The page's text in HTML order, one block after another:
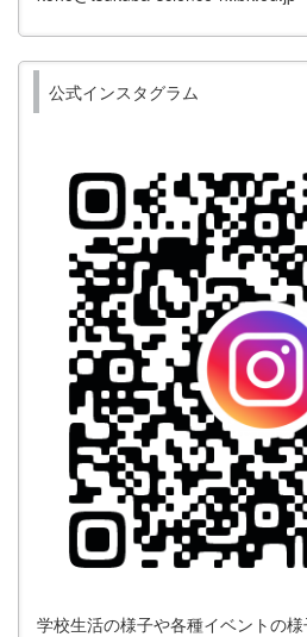
公式インスタグラム
学校生活の様子や各種イベントの様